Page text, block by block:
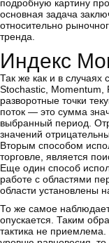
подробную картину
основная задача
относительно
тренда.
Индекс
Так же как и в случаях
Stochastic, Momentum,
разворотные точки
поток — это сумма
выбранный период.
значений
Вторым способом
торговле, является
Еще один способ
работе с областями
области установлены
То же самое
опускается. Таким
тактика не